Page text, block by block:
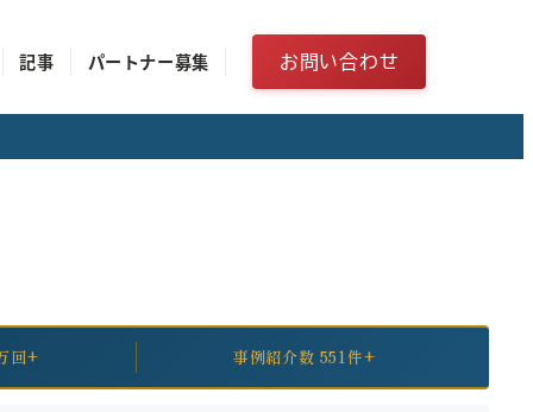
記事 パートナー募集 お問い合わせ
回+ 事例紹介数 551件+